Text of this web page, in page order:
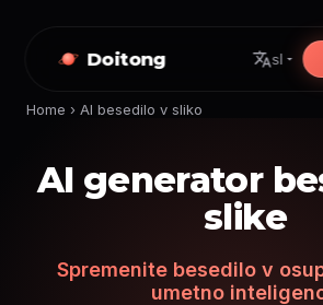
Doitong sl
Home › AI besedilo v sliko
AI generator
slike
Spremenite besedilo v
umetno